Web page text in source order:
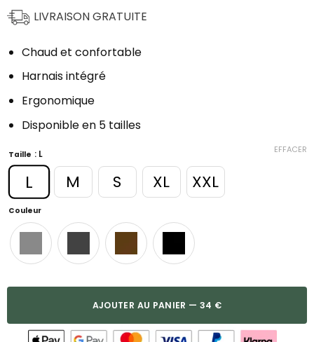
LIVRAISON GRATUITE
Chaud et confortable
Harnais intégré
Ergonomique
Disponible en 5 tailles
Taille : L
L M S XL XXL
Couleur
EFFACER
AJOUTER AU PANIER — 34 €